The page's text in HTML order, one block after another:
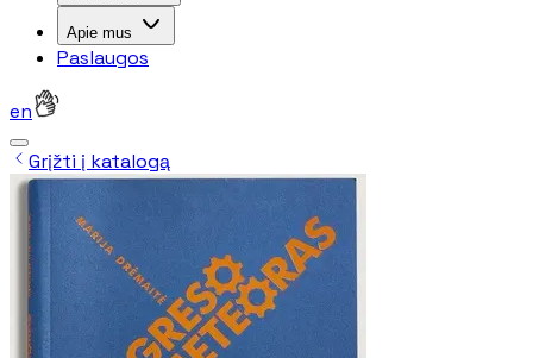
Apie mus
Paslaugos
en
Grįžti į katalogą